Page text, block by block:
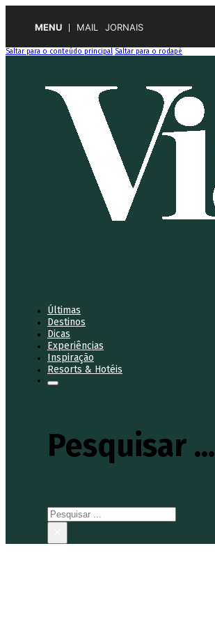
MENU MAIL JORNAIS
Saltar para o conteúdo principal Saltar para o rodapé
Últimas
Destinos
Dicas
Experiências
Inspiração
Resorts & Hotéis
Pesquisar ...
Pesquisar